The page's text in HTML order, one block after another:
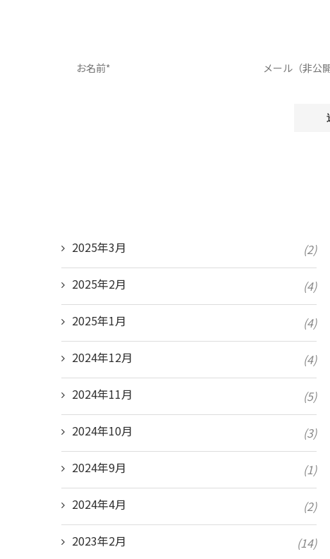
2025年3月 (2)
2025年2月 (4)
2025年1月 (4)
2024年12月 (4)
2024年11月 (5)
2024年10月 (3)
2024年9月 (1)
2024年4月 (2)
2023年2月 (14)